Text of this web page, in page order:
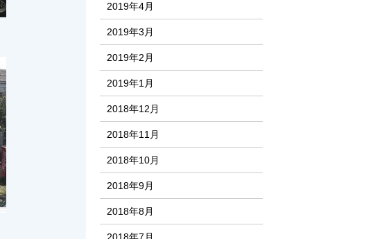
2019年4月
2019年3月
2019年2月
2019年1月
2018年12月
2018年11月
2018年10月
2018年9月
2018年8月